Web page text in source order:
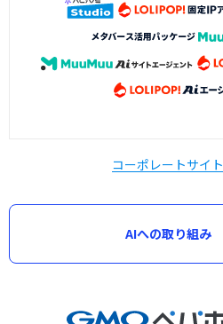
コーポレートサイト
AIへの取り組み